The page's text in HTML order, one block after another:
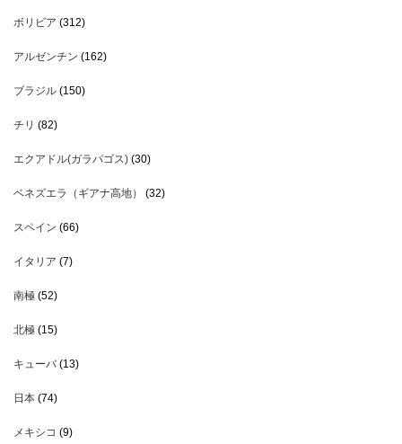
ボリビア (312)
アルゼンチン (162)
ブラジル (150)
チリ (82)
エクアドル(ガラパゴス) (30)
ベネズエラ（ギアナ高地） (32)
スペイン (66)
イタリア (7)
南極 (52)
北極 (15)
キューバ(13)
日本 (74)
メキシコ (9)